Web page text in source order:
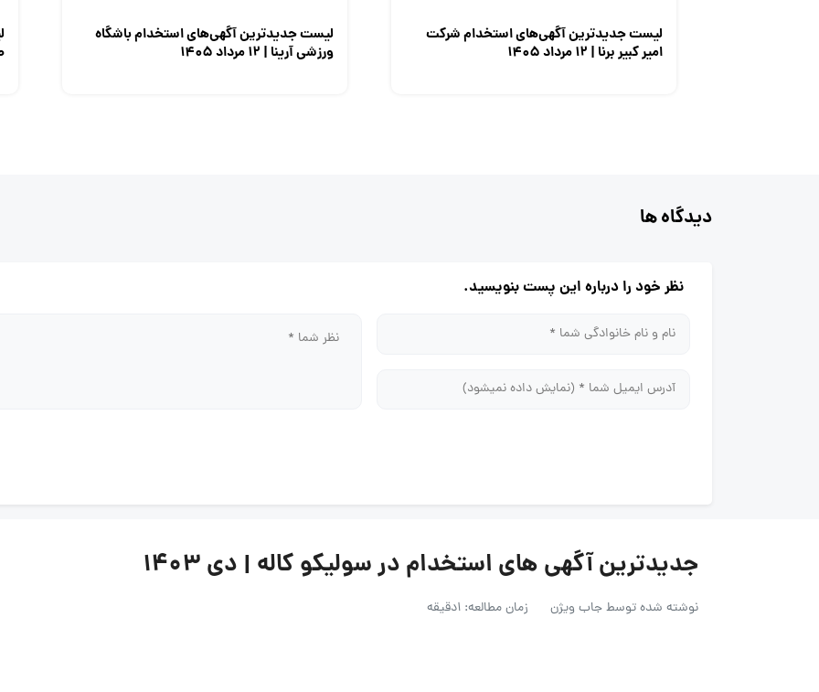
لیست جدیدترین آگهی‌های استخدام شرکت
امیر کبیر برنا | ۱۲ مرداد ۱۴۰۵
لیست جدیدترین آگهی‌های استخدام باشگاه
ورزشی آرینا | ۱۲ مرداد ۱۴۰۵
دیدگاه ها
نظر خود را درباره این پست بنویسید.
جدیدترین آگهی های استخدام در سولیکو کاله | دی ۱۴۰۳
نوشته شده توسطجاب ویژن زمان مطالعه: 1دقیقه